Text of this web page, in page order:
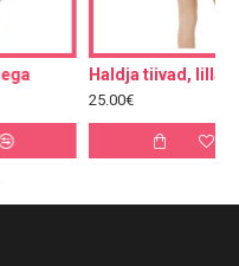
Haldja tiivad, lilla, 86cm